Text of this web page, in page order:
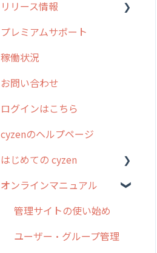
外廻り営業
清掃
不動産
過去の重要なお知らせ
障害情報
リリース情報
リリース
2026年のリリース情報
2025年のリリース情報
2024年のリリース情報
2023年のリリース情報
過去のリリース
2019年までのリリース情
プレミアムサポート
稼働状況
お問い合わせ
ログインはこちら
cyzenのヘルプページ
はじめての cyzen
0. はじめてのcyzenの使い
オンラインマニュアル
管理サイトの使い始め
ユーザー・グループ管理